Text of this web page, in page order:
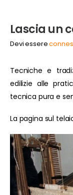
Lascia un
Devi essere
Tecniche e
edilizie alle
tecnica pura e
La pagina sul